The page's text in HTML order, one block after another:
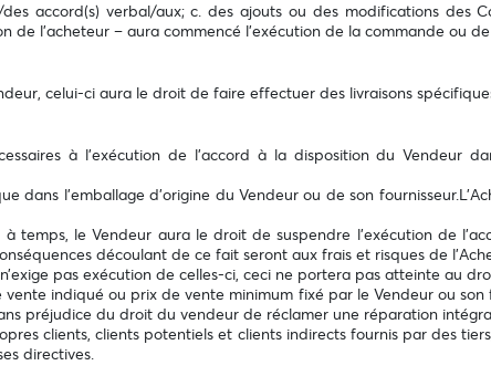
accord(s) verbal/aux; c. des ajouts ou des modifications des
de l'acheteur – aura commencé l'exécution de la commande ou
celui-ci aura le droit de faire effectuer des livraisons
à l'exécution de l’accord à la disposition du Vendeur
dans l'emballage d'origine du Vendeur ou de son
temps, le Vendeur aura le droit de suspendre l'exécution de
découlant de ce fait seront aux frais et risques de
pas exécution de celles-ci, ceci ne portera pas atteinte au
indiqué ou prix de vente minimum fixé par le Vendeur ou
préjudice du droit du vendeur de réclamer une réparation
clients, clients potentiels et clients indirects fournis par des
directives.